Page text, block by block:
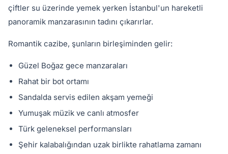
çiftler su üzerinde yemek yerken İstanbul'un hareketli
panoramik manzarasının tadını çıkarırlar.
Romantik cazibe, şunların birleşiminden gelir:
Güzel Boğaz gece manzaraları
Rahat bir bot ortamı
Sandalda servis edilen akşam yemeği
Yumuşak müzik ve canlı atmosfer
Türk geleneksel performansları
Şehir kalabalığından uzak birlikte rahatlama zamanı